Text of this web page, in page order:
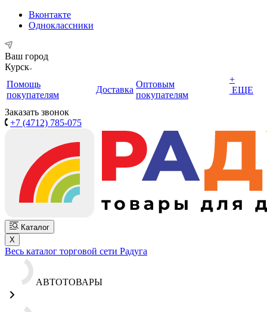
Вконтакте
Одноклассники
Ваш город
Курск
Помощь
покупателям
Доставка
Оптовым
покупателям
+
ЕЩЕ
Заказать звонок
+7 (4712) 785-075
Каталог
X
Весь каталог торговой сети Радуга
АВТОТОВАРЫ